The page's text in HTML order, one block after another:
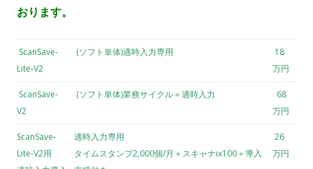
おります。
ScanSave-
Lite-V2
(ソフト単体)適時入力専用
18
万円
ScanSave-
V2
(ソフト単体)業務サイクル＋適時入力
68
万円
ScanSave-
Lite-V2用
適時入力専用
タイムスタンプ2,000個/月＋スキャナix100＋導入
26
万円